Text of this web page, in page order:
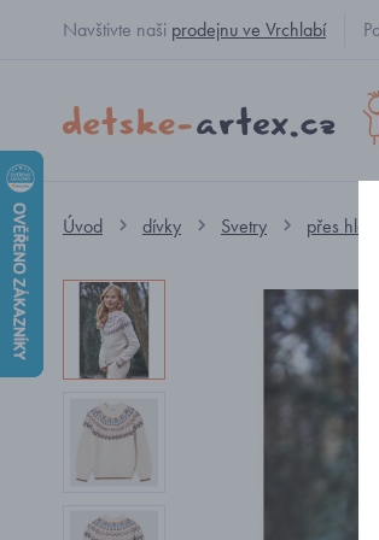
Navštivte naši prodejnu ve Vrchlabí
Úvod dívky Svetry přes hlavu